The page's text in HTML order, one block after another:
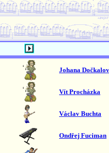
Johana
Vít Procházka
Václav Buchta
Ondřej Fuciman